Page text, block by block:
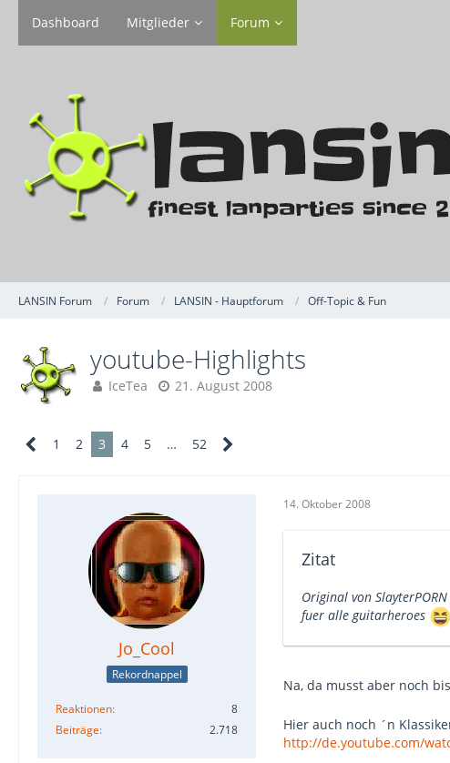
Dashboard Mitglieder Forum
LANSIN Forum Forum LANSIN - Hauptforum Off-Topic & Fun
youtube-Highlights
IceTea 21. August 2008
1 2 3 4 5 … 52
Jo_Cool
Rekordnappel
Reaktionen
8
Beiträge
2.718
14. Oktober 2008
Zitat
Original von SlayterPORN
fuer alle guitarheroes
Na, da musst aber noch
Hier auch noch ´n
http://de.youtube.com/